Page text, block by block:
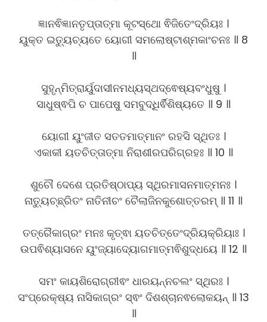
ଜ୍ଞାନଵିଜ୍ଞାନତୃପ୍ତାତ୍ମା କୂଟସ୍ଥୋ ଵିଜିତେଂଦ୍ରିୟଃ ।
ୟୁକ୍ତ ଇତ୍ୟୁଚ୍ୟତେ ୟୋଗୀ ସମଲୋଷ୍ଟାଶ୍ମକାଂଚନଃ ॥ 8
॥
ସୁହୃନ୍ମିତ୍ରାର୍ୟୁଦାସୀନମଧ୍ୟସ୍ଥଦ୍ଵେଷ୍ୟବଂଧୁଷୁ ।
ସାଧୁଷ୍ଵପି ଚ ପାପେଷୁ ସମବୁଦ୍ଧିର୍ଵିଶିଷ୍ୟତେ ॥ 9 ॥
ୟୋଗୀ ୟୁଂଜୀତ ସତତମାତ୍ମାନଂ ରହସି ସ୍ଥିତଃ ।
ଏକାକୀ ୟତଚିତ୍ତାତ୍ମା ନିରାଶୀରପରିଗ୍ରହଃ ॥ 10 ॥
ଶୁଚୌ ଦେଶେ ପ୍ରତିଷ୍ଠାପ୍ୟ ସ୍ଥିରମାସନମାତ୍ମନଃ ।
ନାତ୍ୟୁଚ୍ଛ୍ରିତଂ ନାତିନୀଚଂ ଚୈଲାଜିନକୁଶୋତ୍ତରମ୍ ॥ 11 ॥
ତତ୍ରୈକାଗ୍ରଂ ମନଃ କୃତ୍ଵା ୟତଚିତ୍ତେଂଦ୍ରିୟକ୍ରିୟାଃ ।
ଉପଵିଶ୍ୟାସନେ ୟୁଂଜ୍ୟାଦ୍ୟୋଗମାତ୍ମଵିଶୁଦ୍ଧୟେ ॥ 12 ॥
ସମଂ କାୟଶିରୋଗ୍ରୀଵଂ ଧାରୟନ୍ନଚଲଂ ସ୍ଥିରଃ ।
ସଂପ୍ରେକ୍ଷ୍ୟ ନାସିକାଗ୍ରଂ ସ୍ଵଂ ଦିଶଶ୍ଚାନଵଲୋକୟନ୍ ॥ 13
॥